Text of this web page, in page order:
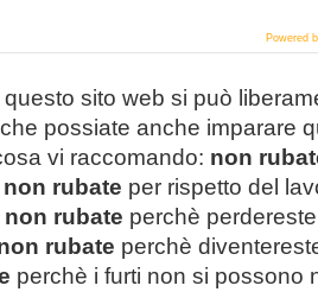
Powered
questo sito web si può
possiate anche imparare
vi raccomando: non
non rubate per rispetto del
non rubate perchè
rubate perchè
perchè i furti non si possono